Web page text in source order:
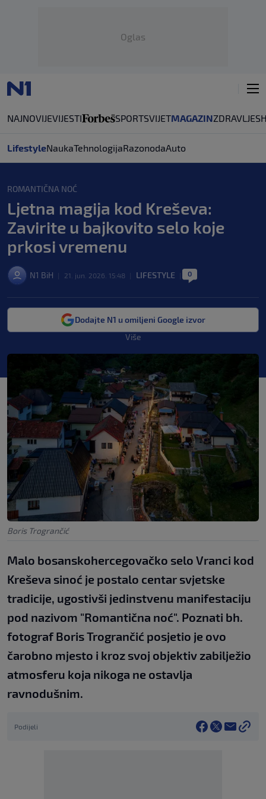
Oglas
NAJNOVIJEVIJESTI SPORTSVIJETMAGAZINZDRAVLJE
LifestyleNaukaTehnologijaRazonodaAuto
ROMANTIČNA NOĆ
Ljetna magija kod Kreševa:
Zavirite u bajkovito selo koje
prkosi vremenu
N1 BiH 21. jun. 2026. 15:48 LIFESTYLE 0
Dodajte N1 u omiljeni Google izvor
Više
Boris Trogrančić
Malo bosanskohercegovačko selo Vranci kod
Kreševa sinoć je postalo centar svjetske
tradicije, ugostivši jedinstvenu manifestaciju
pod nazivom "Romantična noć". Poznati bh.
fotograf Boris Trogrančić posjetio je ovo
čarobno mjesto i kroz svoj objektiv zabilježio
atmosferu koja nikoga ne ostavlja
ravnodušnim.
Podijeli